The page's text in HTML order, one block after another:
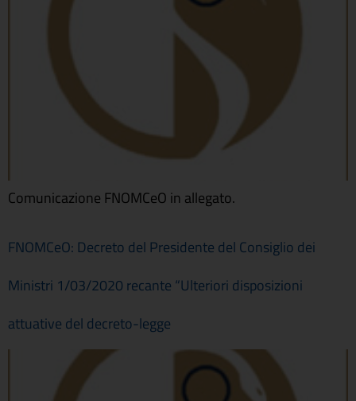
Comunicazione FNOMCeO in allegato.
FNOMCeO: Decreto del Presidente del Consiglio dei
Ministri 1/03/2020 recante “Ulteriori disposizioni
attuative del decreto-legge